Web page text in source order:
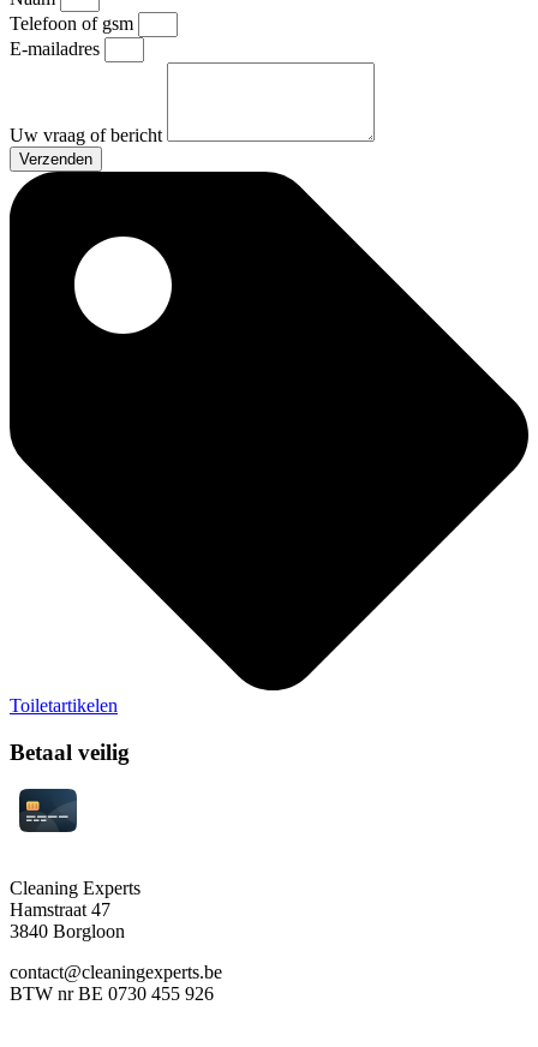
Telefoon of gsm
E-mailadres
Uw vraag of bericht
Verzenden
Toiletartikelen
Betaal veilig
Cleaning Experts
Hamstraat 47
3840 Borgloon
contact@cleaningexperts.be
BTW nr BE 0730 455 926